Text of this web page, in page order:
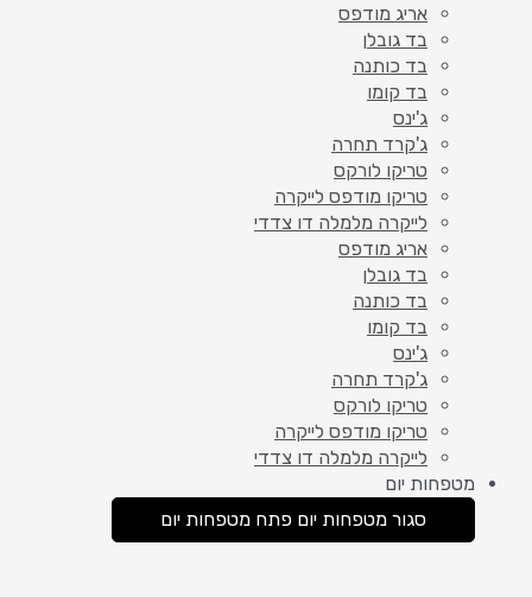
אריג מודפס
בד גובלן
בד כותנה
בד קומו
ג'ינס
ג'קרד תחרה
טריקו לורקס
טריקו מודפס לייקרה
לייקרה מלמלה דו צדדי
אריג מודפס
בד גובלן
בד כותנה
בד קומו
ג'ינס
ג'קרד תחרה
טריקו לורקס
טריקו מודפס לייקרה
לייקרה מלמלה דו צדדי
מטפחות יום
סגור מטפחות יום פתח מטפחות יום